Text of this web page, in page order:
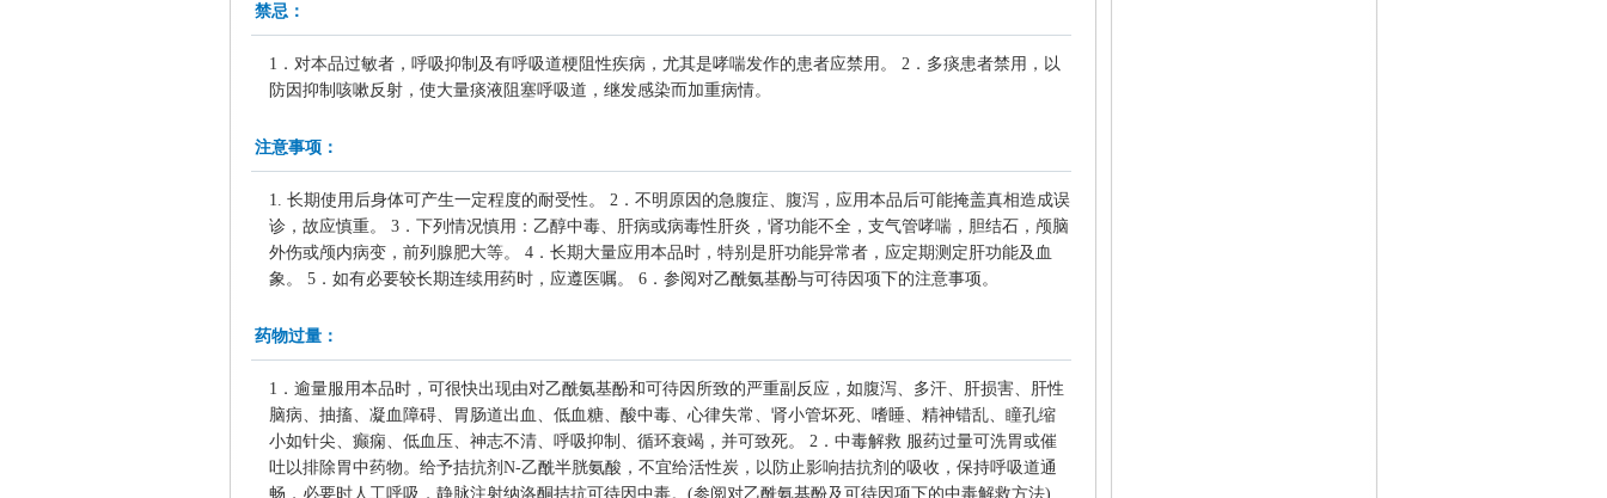
禁忌：
1．对本品过敏者，呼吸抑制及有呼吸道梗阻性疾病，尤其是哮喘发作的患者应禁用。 2．多痰患者禁用，以
防因抑制咳嗽反射，使大量痰液阻塞呼吸道，继发感染而加重病情。
注意事项：
1. 长期使用后身体可产生一定程度的耐受性。 2．不明原因的急腹症、腹泻，应用本品后可能掩盖真相造成误
诊，故应慎重。 3．下列情况慎用：乙醇中毒、肝病或病毒性肝炎，肾功能不全，支气管哮喘，胆结石，颅脑
外伤或颅内病变，前列腺肥大等。 4．长期大量应用本品时，特别是肝功能异常者，应定期测定肝功能及血
象。 5．如有必要较长期连续用药时，应遵医嘱。 6．参阅对乙酰氨基酚与可待因项下的注意事项。
药物过量：
1．逾量服用本品时，可很快出现由对乙酰氨基酚和可待因所致的严重副反应，如腹泻、多汗、肝损害、肝性
脑病、抽搐、凝血障碍、胃肠道出血、低血糖、酸中毒、心律失常、肾小管坏死、嗜睡、精神错乱、瞳孔缩
小如针尖、癫痫、低血压、神志不清、呼吸抑制、循环衰竭，并可致死。 2．中毒解救 服药过量可洗胃或催
吐以排除胃中药物。给予拮抗剂N-乙酰半胱氨酸，不宜给活性炭，以防止影响拮抗剂的吸收，保持呼吸道通
畅，必要时人工呼吸，静脉注射纳洛酮拮抗可待因中毒。(参阅对乙酰氨基酚及可待因项下的中毒解救方法)